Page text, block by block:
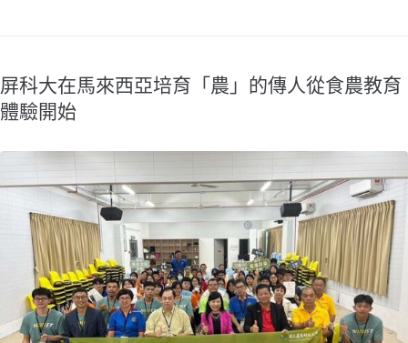
屏科大在馬來西亞培育「農」的傳人從食農教育
體驗開始